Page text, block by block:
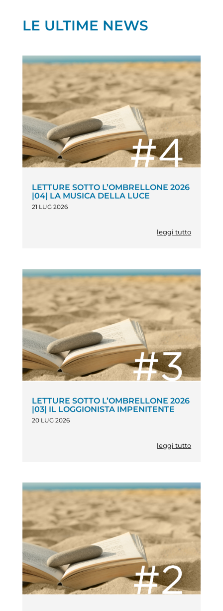
LE ULTIME NEWS
LETTURE SOTTO L’OMBRELLONE 2026
|04| LA MUSICA DELLA LUCE
21 LUG 2026
leggi tutto
LETTURE SOTTO L’OMBRELLONE 2026
|03| IL LOGGIONISTA IMPENITENTE
20 LUG 2026
leggi tutto